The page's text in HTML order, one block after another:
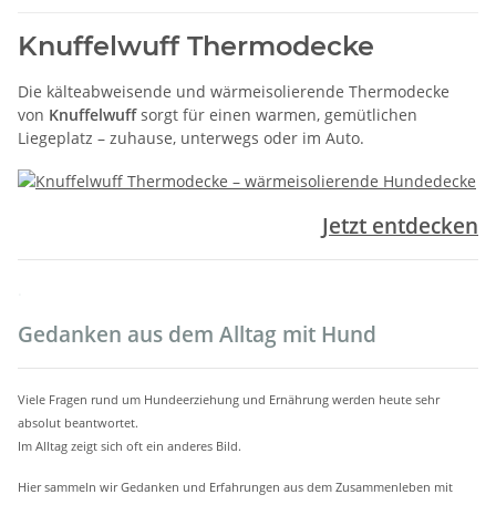
Knuffelwuff Thermodecke
Die kälteabweisende und wärmeisolierende Thermodecke
von Knuffelwuffsorgt für einen warmen, gemütlichen
Liegeplatz – zuhause, unterwegs oder im Auto.
Jetzt entdecken
Gedanken aus dem Alltag mit Hund
Viele Fragen rund um Hundeerziehung und Ernährung werden heute sehr
absolut beantwortet.
Im Alltag zeigt sich oft ein anderes Bild.
Hier sammeln wir Gedanken und Erfahrungen aus dem Zusammenleben mit